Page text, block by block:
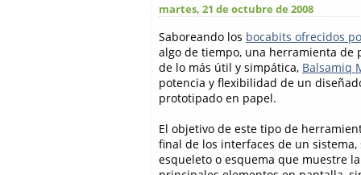
martes, 21 de octubre de 2008
Saboreando los bocabits ofrecidos
algo de tiempo, una herramienta
de lo más útil y simpática, Balsamiq
potencia y flexibilidad de un
prototipado en papel.
El objetivo de este tipo de
final de los interfaces de un
esqueleto o esquema que muestre